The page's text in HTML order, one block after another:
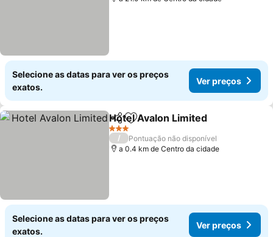
Selecione as datas para ver os preços
exatos.
Ver preços
PartilharAdicionar aos favoritos
Hotel Avalon Limited
3 Estrelas
/
Pontuação não disponível
a 0.4 km de Centro da cidade
Selecione as datas para ver os preços
exatos.
Ver preços